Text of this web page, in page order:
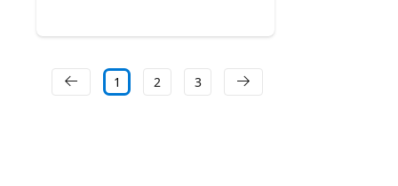
1 2 3